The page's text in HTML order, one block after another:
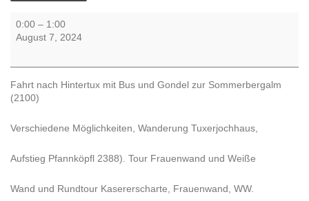
Hintertux
mit
und
Gondel
zur
(2100)
0:00 – 1:00
August 7, 2024
Fahrt nach Hintertux mit Bus und Gondel zur Sommerbergalm
(2100)
Verschiedene Möglichkeiten, Wanderung Tuxerjochhaus,
Aufstieg Pfannköpfl 2388). Tour Frauenwand und Weiße
Wand und Rundtour Kasererscharte, Frauenwand, WW.